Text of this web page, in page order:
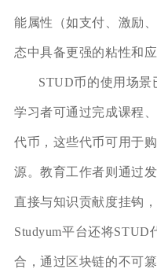
能属性（如支付、激励
态中具备更强的粘性和应
STUD币的使用场景
学习者可通过完成课程
代币，这些代币可用于
源。教育工作者则通过
直接与知识贡献度挂钩
Studyum平台还将
合，通过区块链的不可